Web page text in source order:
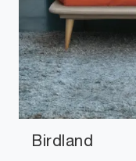
Birdland